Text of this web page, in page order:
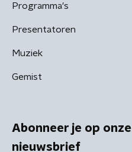
Programma's
Presentatoren
Muziek
Gemist
Abonneer je op
nieuwsbrief